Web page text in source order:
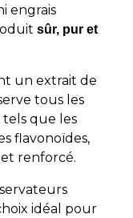
engrais
sûr, pur et
un extrait de
tous les
que les
flavonoïdes,
renforcé.
idéal pour